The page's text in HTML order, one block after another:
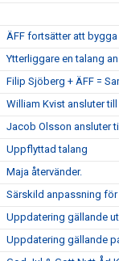
ÄFF fortsätter att
Ytterliggare en talang
Filip Sjöberg + ÄFF =
William Kvist ansluter till
Jacob Olsson ansluter
Uppflyttad talang
Maja återvänder.
Särskild anpassning
Uppdatering gällande
Uppdatering gällande